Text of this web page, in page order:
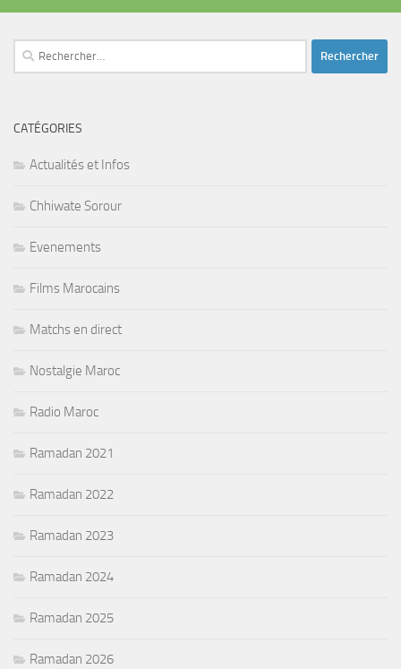
Rechercher :
CATÉGORIES
Actualités et Infos
Chhiwate Sorour
Evenements
Films Marocains
Matchs en direct
Nostalgie Maroc
Radio Maroc
Ramadan 2021
Ramadan 2022
Ramadan 2023
Ramadan 2024
Ramadan 2025
Ramadan 2026